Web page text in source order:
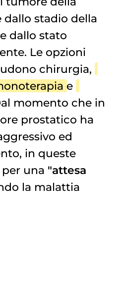
stadio della
dallo stato
Le opzioni
chirurgia,
e
momento che in
prostatico ha
ed
in queste
una "attesa
la malattia